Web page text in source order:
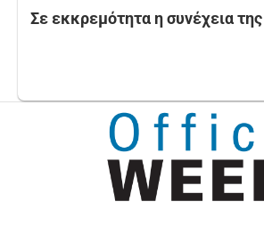
Σε εκκρεμότητα η συνέχεια της